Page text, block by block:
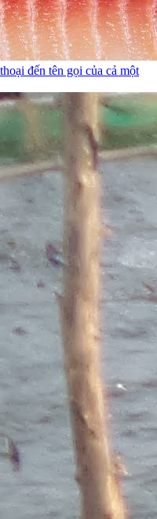
đến tên gọi của cả một